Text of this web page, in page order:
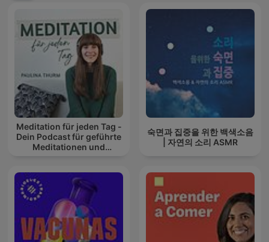
Meditation für jeden Tag -
Dein Podcast für geführte
Meditationen und
숙면과 집중을 위한 백색소음
| 자연의 소리 ASMR